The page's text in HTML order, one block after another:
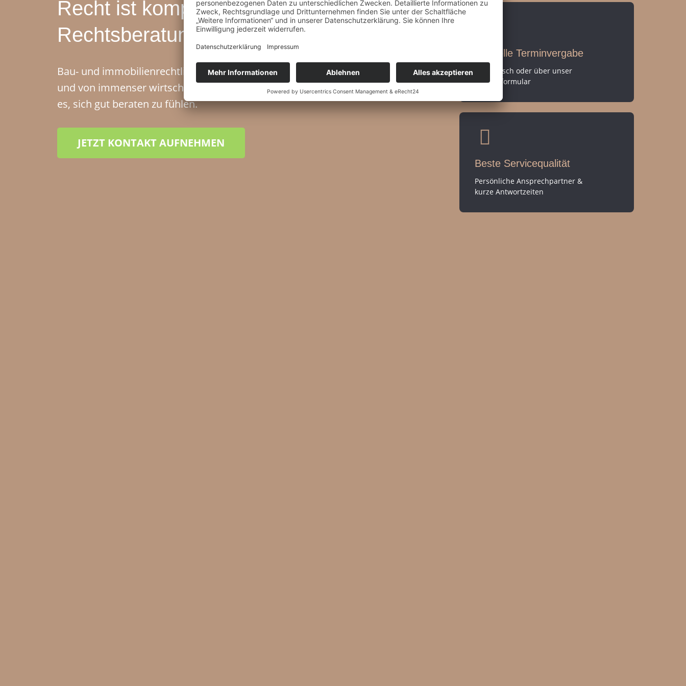
Recht ist komplex - überzeugende
Rechtsberatung nicht
Bau- und immobilienrechtliche Fragestellungen sind vielschichtig
und von immenser wirtschaftlicher Tragweite. Umso wichtiger ist
es, sich gut beraten zu fühlen.
JETZT KONTAKT AUFNEHMEN
Schnelle Terminvergabe
Telefonisch oder über unser
Kontaktformular
Beste Servicequalität
Persönliche Ansprechpartner &
kurze Antwortzeiten